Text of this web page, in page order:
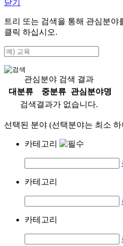
닫기
트리 또는 검색을 통해 관심분야
클릭 하십시오.
관심분야 검색 결과
대분류
중분류
관심분야명
검색결과가 없습니다.
선택된 분야 (선택분야는 최소
카테고리
카테고리
카테고리